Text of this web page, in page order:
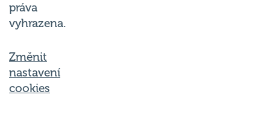
práva
vyhrazena.
Změnit
nastavení
cookies